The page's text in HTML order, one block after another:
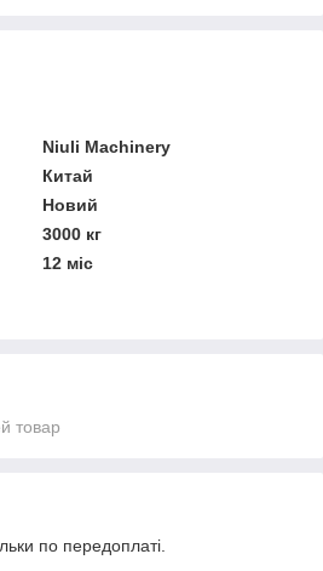
Niuli Machinery
Китай
Новий
3000 кг
12 міс
товар
по передоплаті.